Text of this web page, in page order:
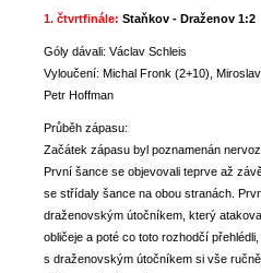
1. čtvrtfinále: Staňkov - Draženov 1:2
Góly dávali: Václav Schleis
Vyloučení: Michal Fronk (2+10),
Petr Hoffman
Průběh zápasu:
Začátek zápasu byl poznamenán
První šance se objevovali teprve až
se střídaly šance na obou stranách.
draženovským útočníkem, který
obličeje a poté co toto rozhodčí
s draženovským útočníkem si vše